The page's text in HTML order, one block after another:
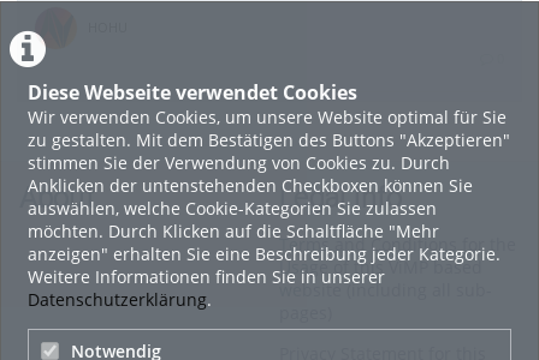
Diese Webseite verwendet Cookies
Wir verwenden Cookies, um unsere Website optimal für Sie
zu gestalten. Mit dem Bestätigen des Buttons "Akzeptieren"
stimmen Sie der Verwendung von Cookies zu. Durch
Anklicken der untenstehenden Checkboxen können Sie
auswählen, welche Cookie-Kategorien Sie zulassen
möchten. Durch Klicken auf die Schaltfläche "Mehr
anzeigen" erhalten Sie eine Beschreibung jeder Kategorie.
Weitere Informationen finden Sie in unserer
Datenschutzerklärung.
Notwendig
16. Mai 2022
neuer Test-Newsbeitrag
HOHU
9. Mai 2022
¨Haager Lies reloaded“ - der neue Top-Radweg in OÖ
verbindet
About Legal Info
Terms and Conditions for the
Usage of this ViMP based
website (including all sub-